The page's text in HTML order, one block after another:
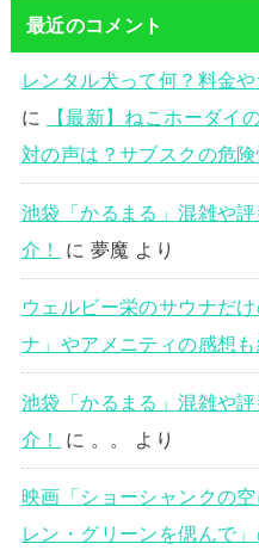
最近のコメント
レンタル犬って何？料金
に
【最新】ねこホーダイ
対の声は？サブスクの危険
池袋「かるまる」混雑や
介！
に 夢魔 より
ウェルビー栄のサウナだ
ナ」やアメニティの感想も
池袋「かるまる」混雑や
介！
に より
映画「ショーシャンクの
レン・グリーンを偲んで